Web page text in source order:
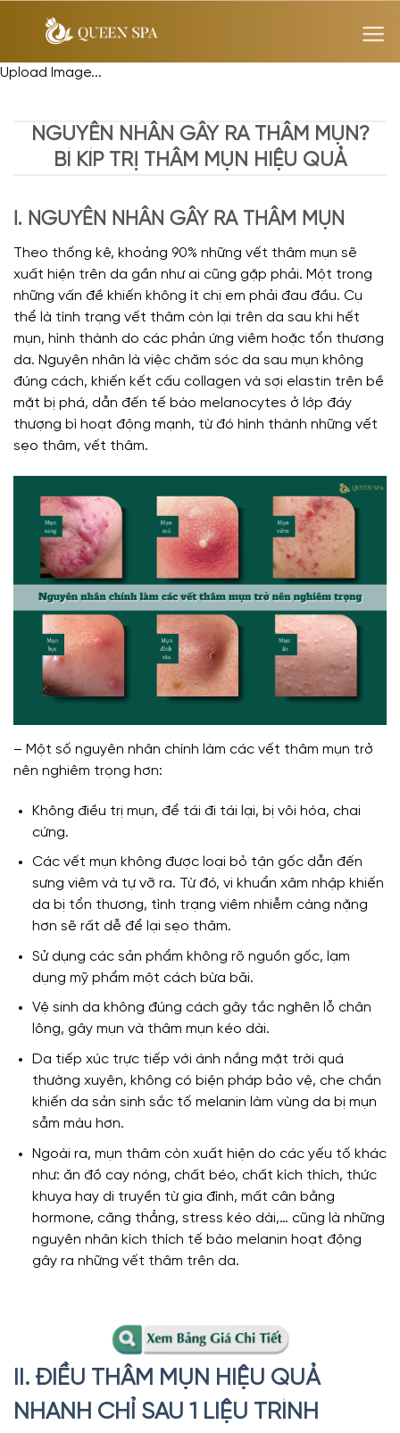
Upload Image...
NGUYÊN NHÂN GÂY RA THÂM MỤN?
BÍ KÍP TRỊ THÂM MỤN HIỆU QUẢ
I. NGUYÊN NHÂN GÂY RA THÂM MỤN
Theo thống kê, khoảng 90% những vết thâm mụn sẽ
xuất hiện trên da gần như ai cũng gặp phải. Một trong
những vấn đề khiến không ít chị em phải đau đầu. Cụ
thể là tình trạng vết thâm còn lại trên da sau khi hết
mụn, hình thành do các phản ứng viêm hoặc tổn thương
da. Nguyên nhân là việc chăm sóc da sau mụn không
đúng cách, khiến kết cấu collagen và sợi elastin trên bề
mặt bị phá, dẫn đến tế bào melanocytes ở lớp đáy
thượng bì hoạt động mạnh, từ đó hình thành những vết
sẹo thâm, vết thâm.
– Một số nguyên nhân chính làm các vết thâm mụn trở
nên nghiêm trọng hơn:
Không điều trị mụn, để tái đi tái lại, bị vôi hóa, chai
cứng.
Các vết mụn không được loại bỏ tận gốc dẫn đến
sưng viêm và tự vỡ ra. Từ đó, vi khuẩn xâm nhập khiến
da bị tổn thương, tình trạng viêm nhiễm càng nặng
hơn sẽ rất dễ để lại sẹo thâm.
Sử dụng các sản phẩm không rõ nguồn gốc, lạm
dụng mỹ phẩm một cách bừa bãi.
Vệ sinh da không đúng cách gây tắc nghẽn lỗ chân
lông, gây mụn và thâm mụn kéo dài.
Da tiếp xúc trực tiếp với ánh nắng mặt trời quá
thường xuyên, không có biện pháp bảo vệ, che chắn
khiến da sản sinh sắc tố melanin làm vùng da bị mụn
sẫm màu hơn.
Ngoài ra, mụn thâm còn xuất hiện do các yếu tố khác
như: ăn đồ cay nóng, chất béo, chất kích thích, thức
khuya hay di truyền từ gia đình, mất cân bằng
hormone, căng thẳng, stress kéo dài,… cũng là những
nguyên nhân kích thích tế bào melanin hoạt động
gây ra những vết thâm trên da.
II. ĐIỀU THÂM MỤN HIỆU QUẢ
NHANH CHỈ SAU 1 LIỆU TRÌNH